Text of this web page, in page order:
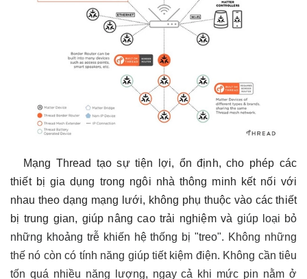
Mạng Thread tạo sự tiện lợi, ổn định, cho phép các
thiết bị gia dụng trong ngôi nhà thông minh kết nối với
nhau theo dạng mạng lưới, không phụ thuộc vào các thiết
bị trung gian, giúp nâng cao trải nghiệm và giúp loại bỏ
những khoảng trễ khiến hệ thống bị "treo". Không những
thế nó còn có tính năng giúp tiết kiệm điện. Không cần tiêu
tốn quá nhiều năng lượng, ngay cả khi mức pin nằm ở